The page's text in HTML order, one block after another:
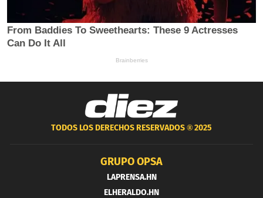
TODOS LOS DERECHOS RESERVADOS ®2025
GRUPO OPSA
LAPRENSA.HN
ELHERALDO.HN